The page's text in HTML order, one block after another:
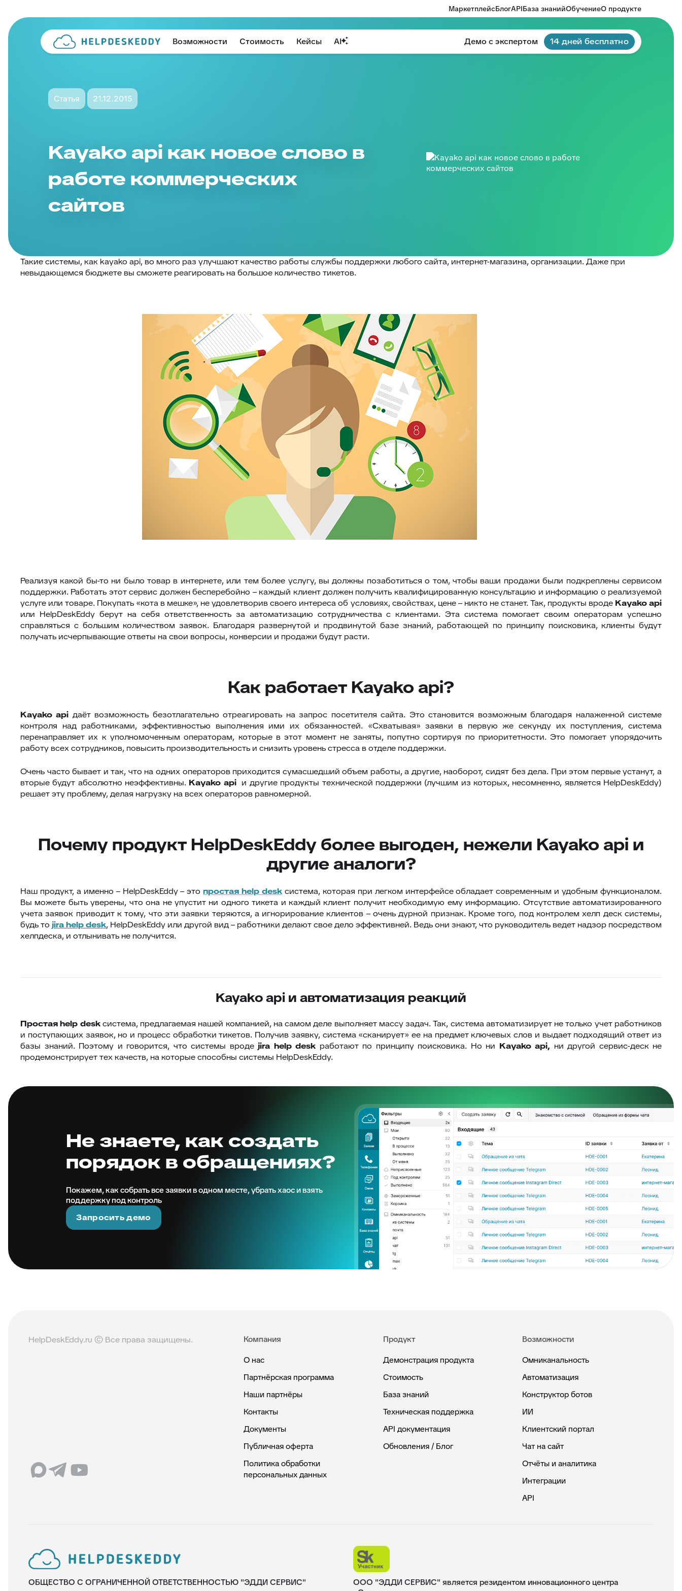
МаркетплейсБлогAPIБаза знанийОбучениеО продукте
Возможности Стоимость Кейсы AI Демо с экспертом 14 дней бесплатно
Статья 21.12.2015
Kayako api как новое слово в
работе коммерческих
сайтов
Такие системы, как kayako api, во много раз улучшают качество работы службы поддержки любого сайта, интернет-магазина, организации. Даже при
невыдающемся бюджете вы сможете реагировать на большое количество тикетов.
Реализуя какой бы-то ни было товар в интернете, или тем более услугу, вы должны позаботиться о том, чтобы ваши продажи были подкреплены сервисом
поддержки. Работать этот сервис должен бесперебойно – каждый клиент должен получить квалифицированную консультацию и информацию о реализуемой
услуге или товаре. Покупать «кота в мешке», не удовлетворив своего интереса об условиях, свойствах, цене – никто не станет. Так, продукты вроде Kayako api
или HelpDeskEddy берут на себя ответственность за автоматизацию сотрудничества с клиентами. Эта система помогает своим операторам успешно
справляться с большим количеством заявок. Благодаря развернутой и продвинутой базе знаний, работающей по принципу поисковика, клиенты будут
получать исчерпывающие ответы на свои вопросы, конверсии и продажи будут расти.
Как работает Kayako api?
Kayako api даёт возможность безотлагательно отреагировать на запрос посетителя сайта. Это становится возможным благодаря налаженной системе
контроля над работниками, эффективностью выполнения ими их обязанностей. «Схватывая» заявки в первую же секунду их поступления, система
перенаправляет их к уполномоченным операторам, которые в этот момент не заняты, попутно сортируя по приоритетности. Это помогает упорядочить
работу всех сотрудников, повысить производительность и снизить уровень стресса в отделе поддержки.
Очень часто бывает и так, что на одних операторов приходится сумасшедший объем работы, а другие, наоборот, сидят без дела. При этом первые устанут, а
вторые будут абсолютно неэффективны. Kayako apiи другие продукты технической поддержки (лучшим из которых, несомненно, является HelpDeskEddy)
решает эту проблему, делая нагрузку на всех операторов равномерной.
Почему продукт HelpDeskEddy более выгоден, нежели Kayako api и
другие аналоги?
Наш продукт, а именно – HelpDeskEddy – этопростаяhelp desk система, которая при легком интерфейсе обладает современным и удобным функционалом.
Вы можете быть уверены, что она не упустит ни одного тикета и каждый клиент получит необходимую ему информацию. Отсутствие автоматизированного
учета заявок приводит к тому, что эти заявки теряются, а игнорирование клиентов – очень дурной признак. Кроме того, под контролем хелп деск системы,
будь то jirahelpdesk, HelpDeskEddy или другой вид – работники делают свое дело эффективней. Ведь они знают, что руководитель ведет надзор посредством
хелпдеска, и отлынивать не получится.
Kayako api и автоматизация реакций
Простаяhelp deskсистема, предлагаемая нашей компанией, на самом деле выполняет массу задач. Так, система автоматизирует не только учет работников
и поступающих заявок, но и процесс обработки тикетов. Получив заявку, система «сканирует» ее на предмет ключевых слов и выдает подходящий ответ из
базы знаний. Поэтому и говорится, что системы вроде jira help desk работают по принципу поисковика. Но ни Kayako api, ни другой сервис-деск не
продемонстрирует тех качеств, на которые способны системы HelpDeskEddy.
Не знаете, как создать
порядок в обращениях?
Покажем, как собрать все заявки в одном месте, убрать хаос и взять
поддержку под контроль
Запросить демо
HelpDeskEddy.ru © Все права защищены.
Компания
О нас
Партнёрская программа
Наши партнёры
Контакты
Документы
Публичная оферта
Политика обработки
персональных данных
Продукт
Демонстрация продукта
Стоимость
База знаний
Техническая поддержка
API документация
Обновления / Блог
Возможности
Омниканальность
Автоматизация
Конструктор ботов
ИИ
Клиентский портал
Чат на сайт
Отчёты и аналитика
Интеграции
API
ОБЩЕСТВО С ОГРАНИЧЕННОЙ ОТВЕТСТВЕННОСТЬЮ "ЭДДИ СЕРВИС"
ООО "ЭДДИ СЕРВИС" является резидентом инновационного центра